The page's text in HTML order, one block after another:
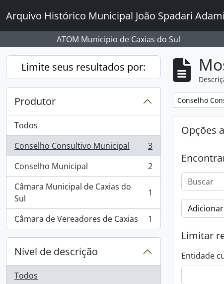
Arquivo Histórico Municipal João Spadari Adami
ATOM Municipio de Caxias do Sul
Limite seus resultados por:
Produtor
Todos
Conselho Consultivo Municipal
, 3 resultados
3
Conselho Municipal
, 2 resultados
2
Câmara Municipal de Caxias do
Sul
, 1 resultados 1
Câmara de Vereadores de Caxias
, 1 resultados 1
Nível de descrição
Todos
Remover
Conselho
Opções
Limitar
Entidade